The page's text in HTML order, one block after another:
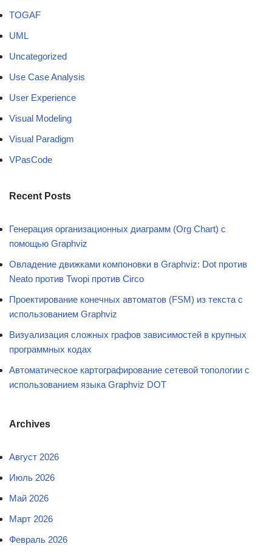
TOGAF
UML
Uncategorized
Use Case Analysis
User Experience
Visual Modeling
Visual Paradigm
VPasCode
Recent Posts
Генерация организационных диаграмм (Org Chart) с
помощью Graphviz
Овладение движками компоновки в Graphviz: Dot против
Neato против Twopi против Circo
Проектирование конечных автоматов (FSM) из текста с
использованием Graphviz
Визуализация сложных графов зависимостей в крупных
программных кодах
Автоматическое картографирование сетевой топологии с
использованием языка Graphviz DOT
Archives
Август 2026
Июль 2026
Май 2026
Март 2026
Февраль 2026